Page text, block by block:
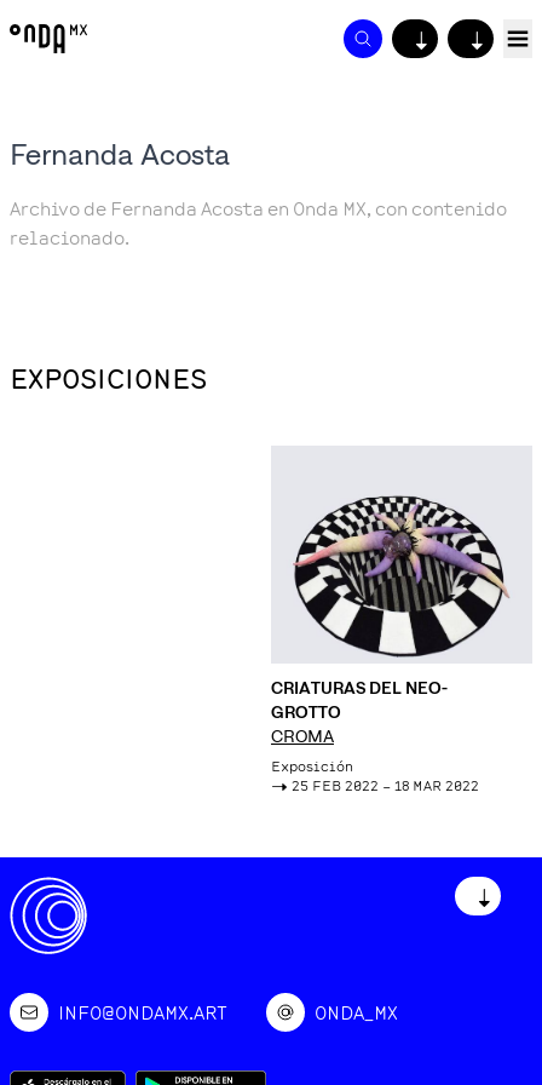
↓ ↓
Fernanda Acosta
Archivo de Fernanda Acosta en Onda MX, con contenido
relacionado.
EXPOSICIONES
CRIATURAS DEL NEO-
GROTTO
CROMA
Exposición
-> 25 FEB 2022 – 18 MAR 2022
↓
INFO@ONDAMX.ART ONDA_MX